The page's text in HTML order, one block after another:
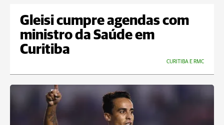
Gleisi cumpre agendas com
ministro da Saúde em
Curitiba
CURITIBA E RMC